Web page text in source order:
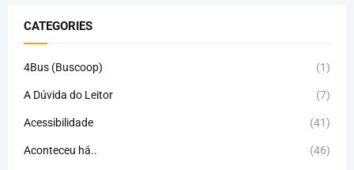
CATEGORIES
4Bus (Buscoop) (1)
A Dúvida do Leitor (7)
Acessibilidade (41)
Aconteceu há.. (46)